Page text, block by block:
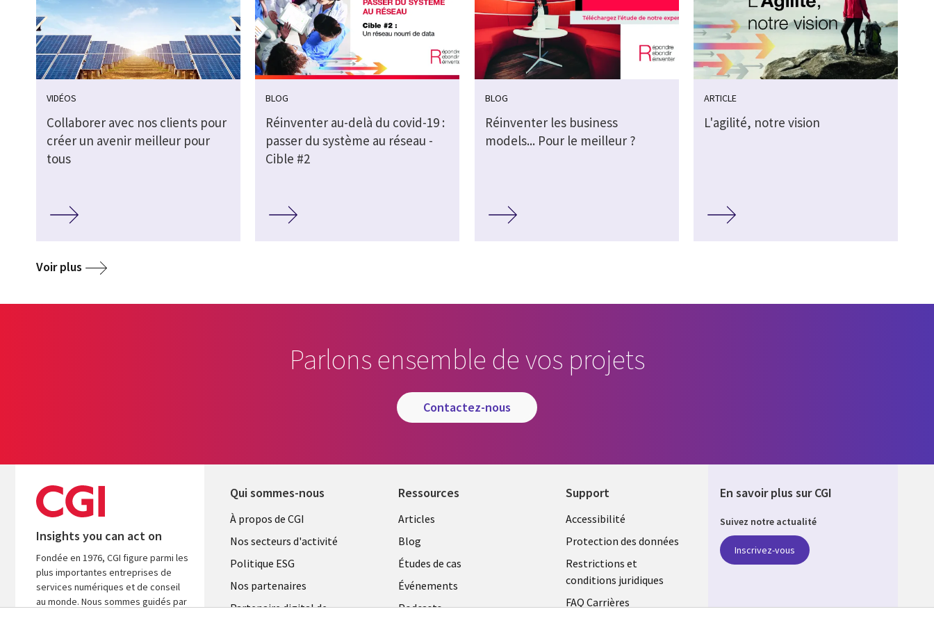
VIDÉOS
Collaborer avec nos clients pour
créer un avenir meilleur pour
tous
BLOG
Réinventer au-delà du covid-19 :
passer du système au réseau -
Cible #2
BLOG
Réinventer les business
models... Pour le meilleur ?
ARTICLE
L'agilité, notre vision
Voir plus
Parlons ensemble de vos projets
contactez-nous
Insights you can act on
Fondée en 1976, CGI figure parmi les
plus importantes entreprises de
services numériques et de conseil
au monde. Nous sommes guidés par
Qui sommes-nous
Useful
links
FRANCE
À propos de CGI
Nos secteurs d'activité
Politique ESG
Nos partenaires
Partenaire digital de
Ressources
Library
Links
FRANCE
Articles
Blog
Études de cas
Événements
Podcasts
Support
Legal
FRANCE
Accessibilité
Protection des données
Restrictions et
conditions juridiques
FAQ Carrières
En savoir plus sur CGI
Suivez notre actualité
Inscrivez-vous